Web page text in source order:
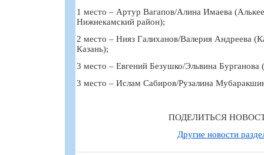
1 место – Артур Вагапов/Алина Имаева
Нижнекамский район);
2 место – Нияз Галиханов/Валерия Андреева
Казань);
3 место – Евгений Безушко/Эльвина Бурганова
3 место – Ислам Сабиров/Рузалина
ПОДЕЛИТЬСЯ
Другие новости